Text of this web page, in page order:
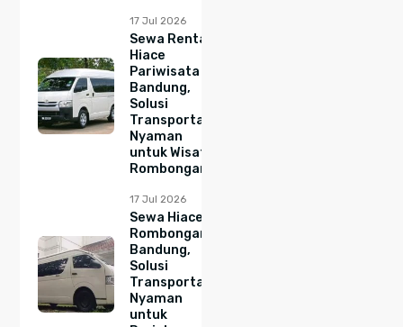
17 Jul 2026
Sewa Rental
Hiace
Pariwisata
Bandung,
Solusi
Transportasi
Nyaman
untuk Wisata
Rombongan
17 Jul 2026
Sewa Hiace
Rombongan
Bandung,
Solusi
Transportasi
Nyaman
untuk